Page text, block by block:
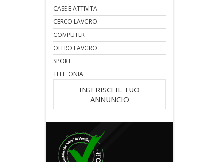
CASE E ATTIVITA'
CERCO LAVORO
COMPUTER
OFFRO LAVORO
SPORT
TELEFONIA
INSERISCI IL TUO
ANNUNCIO